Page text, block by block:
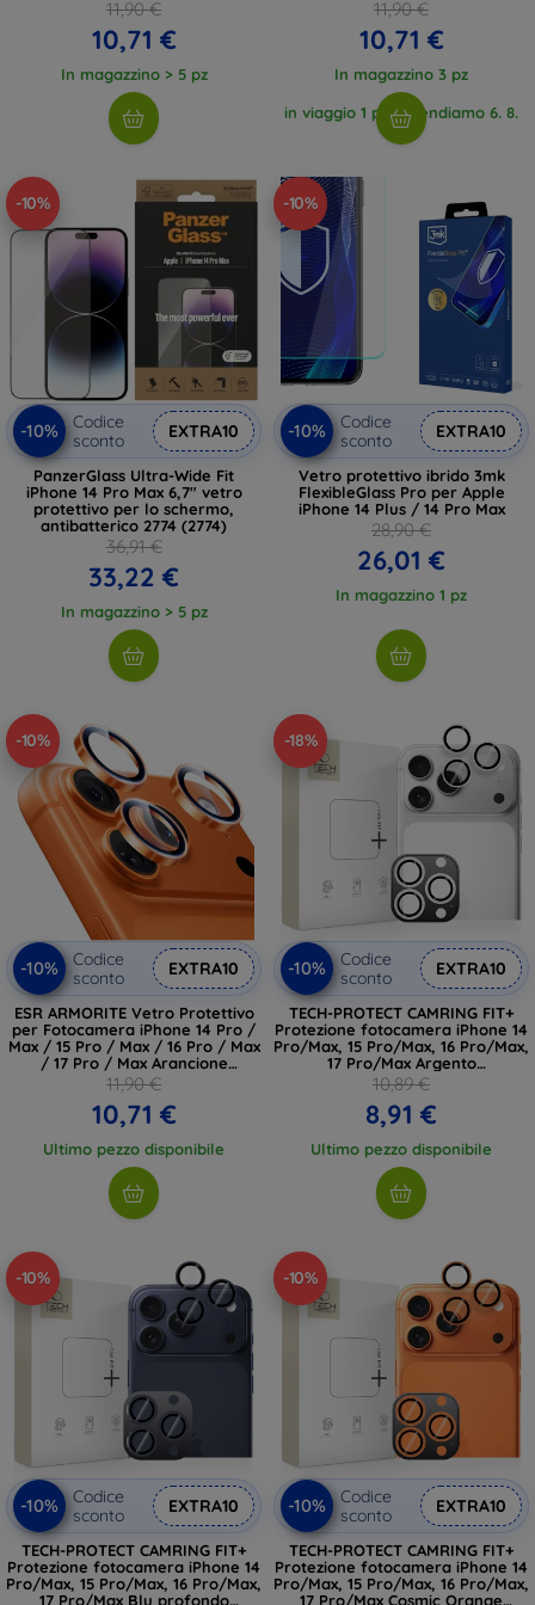
(4894240287606)
11,90 €
10,71 €
In magazzino > 5 pz
(4894240287583)
11,90 €
10,71 €
In magazzino 3 pz
in viaggio 1 pz, attendiamo 6. 8.
2026
-10%
-10%
Codice
sconto
EXTRA10
PanzerGlass Ultra-Wide Fit
iPhone 14 Pro Max 6,7" vetro
protettivo per lo schermo,
antibatterico 2774 (2774)
36,91 €
33,22 €
In magazzino > 5 pz
-10%
-10%
Codice
sconto
EXTRA10
Vetro protettivo ibrido 3mk
FlexibleGlass Pro per Apple
iPhone 14 Plus / 14 Pro Max
28,90 €
26,01 €
In magazzino 1 pz
-10%
-10%
Codice
sconto
EXTRA10
ESR ARMORITE Vetro Protettivo
per Fotocamera iPhone 14 Pro /
Max / 15 Pro / Max / 16 Pro / Max
/ 17 Pro / Max Arancione
(4894240296790)
11,90 €
10,71 €
Ultimo pezzo disponibile
-18%
-10%
Codice
sconto
EXTRA10
TECH-PROTECT CAMRING FIT+
Protezione fotocamera iPhone 14
Pro/Max, 15 Pro/Max, 16 Pro/Max,
17 Pro/Max Argento
(5906302334070)
10,89 €
8,91 €
Ultimo pezzo disponibile
-10%
-10%
Codice
sconto
EXTRA10
TECH-PROTECT CAMRING FIT+
Protezione fotocamera iPhone 14
Pro/Max, 15 Pro/Max, 16 Pro/Max,
17 Pro/Max Blu profondo
-10%
-10%
Codice
sconto
EXTRA10
TECH-PROTECT CAMRING FIT+
Protezione fotocamera iPhone 14
Pro/Max, 15 Pro/Max, 16 Pro/Max,
17 Pro/Max Cosmic Orange